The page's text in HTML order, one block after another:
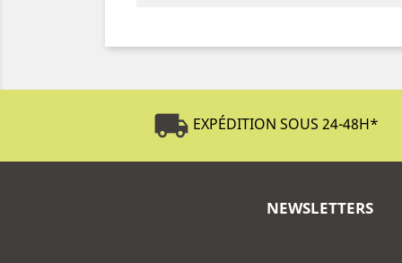
local_shipping EXPÉDITION SOUS 24-48H*
NEWSLETTERS